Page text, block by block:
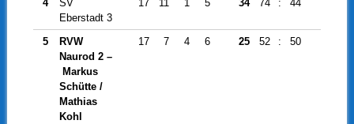
4
SV
Eberstadt 3
17 11 1 5 34 74 : 44
5
RVW
Naurod 2 –
Markus
Schütte /
Mathias
Kohl
17 7 4 6 25 52 : 50